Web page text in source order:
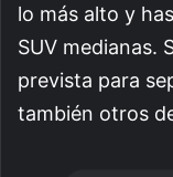
lo más alto y
SUV medianas.
prevista para
también otros